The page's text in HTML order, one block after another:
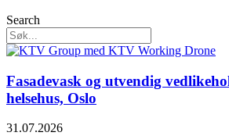
Search
Fasadevask og utvendig
helsehus, Oslo
31.07.2026